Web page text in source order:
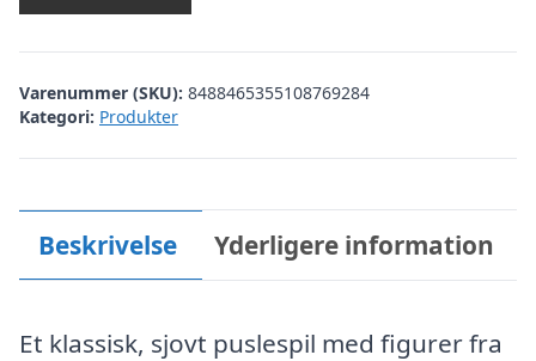
Varenummer (SKU): 8488465355108769284
Kategori: Produkter
Beskrivelse Yderligere information
Et klassisk, sjovt puslespil med figurer fra